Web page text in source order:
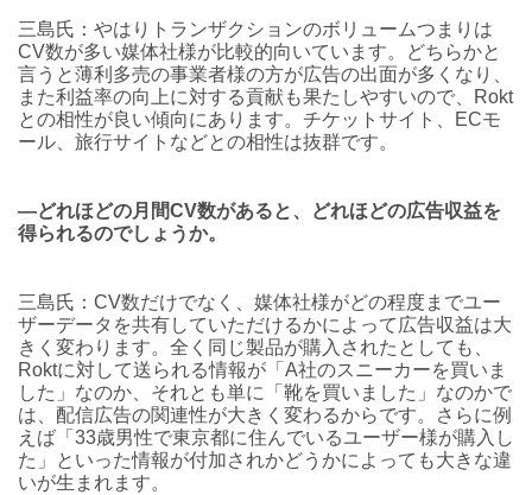
三島氏：やはりトランザクションのボリュームつまりは
CV数が多い媒体社様が比較的向いています。どちらかと
言うと薄利多売の事業者様の方が広告の出面が多くなり、
また利益率の向上に対する貢献も果たしやすいので、Rokt
との相性が良い傾向にあります。チケットサイト、ECモ
ール、旅行サイトなどとの相性は抜群です。
―どれほどの月間CV数があると、どれほどの広告収益を
得られるのでしょうか。
三島氏：CV数だけでなく、媒体社様がどの程度までユー
ザーデータを共有していただけるかによって広告収益は大
きく変わります。全く同じ製品が購入されたとしても、
Roktに対して送られる情報が「A社のスニーカーを買いま
した」なのか、それとも単に「靴を買いました」なのかで
は、配信広告の関連性が大きく変わるからです。さらに例
えば「33歳男性で東京都に住んでいるユーザー様が購入し
た」といった情報が付加されかどうかによっても大きな違
いが生まれます。